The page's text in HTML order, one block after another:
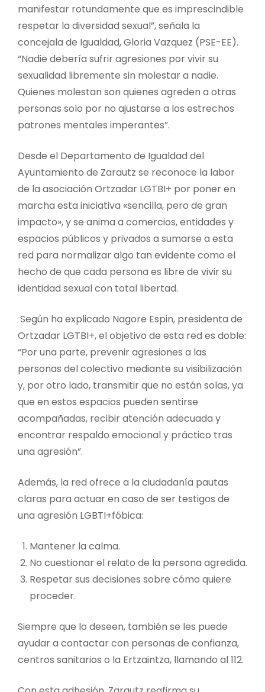
manifestar rotundamente que es imprescindible
respetar la diversidad sexual”, señala la
concejala de Igualdad, Gloria Vazquez (PSE-EE).
“Nadie debería sufrir agresiones por vivir su
sexualidad libremente sin molestar a nadie.
Quienes molestan son quienes agreden a otras
personas solo por no ajustarse a los estrechos
patrones mentales imperantes”.
Desde el Departamento de Igualdad del
Ayuntamiento de Zarautz se reconoce la labor
de la asociación Ortzadar LGTBI+ por poner en
marcha esta iniciativa «sencilla, pero de gran
impacto», y se anima a comercios, entidades y
espacios públicos y privados a sumarse a esta
red para normalizar algo tan evidente como el
hecho de que cada persona es libre de vivir su
identidad sexual con total libertad.
Según ha explicado Nagore Espin, presidenta de
Ortzadar LGTBI+, el objetivo de esta red es doble:
“Por una parte, prevenir agresiones a las
personas del colectivo mediante su visibilización
y, por otro lado, transmitir que no están solas, ya
que en estos espacios pueden sentirse
acompañadas, recibir atención adecuada y
encontrar respaldo emocional y práctico tras
una agresión”.
Además, la red ofrece a la ciudadanía pautas
claras para actuar en caso de ser testigos de
una agresión LGBTI+fóbica:
Mantener la calma.
No cuestionar el relato de la persona agredida.
Respetar sus decisiones sobre cómo quiere
proceder.
Siempre que lo deseen, también se les puede
ayudar a contactar con personas de confianza,
centros sanitarios o la Ertzaintza, llamando al 112.